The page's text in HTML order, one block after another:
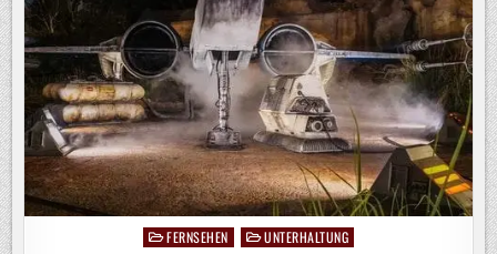
LANDKREIS
OFFENBACH
PostedFERNSEHEN UNTERHALTUNG